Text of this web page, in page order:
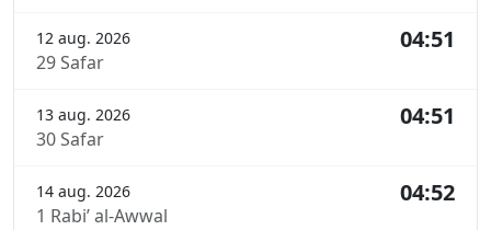
12 aug. 2026
29 Safar
04:51
13 aug. 2026
30 Safar
04:51
14 aug. 2026
1 Rabi’ al-Awwal
04:52